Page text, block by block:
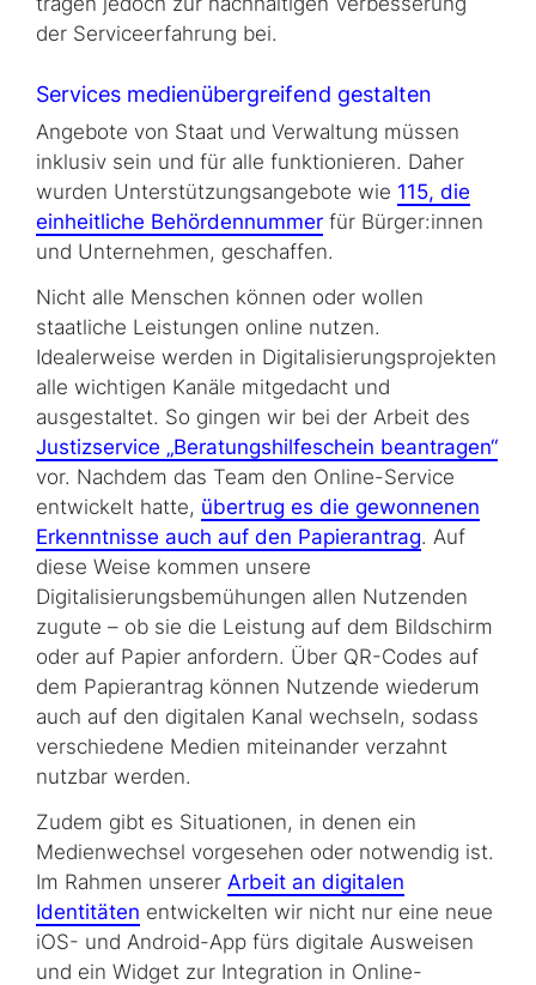
der Serviceerfahrung bei.
Services medienübergreifend gestalten
Angebote von Staat und Verwaltung müssen
inklusiv sein und für alle funktionieren. Daher
wurden Unterstützungsangebote wie 115, die
einheitliche Behördennummer für Bürger:innen
und Unternehmen, geschaffen.
Nicht alle Menschen können oder wollen
staatliche Leistungen online nutzen.
Idealerweise werden in Digitalisierungsprojekten
alle wichtigen Kanäle mitgedacht und
ausgestaltet. So gingen wir bei der Arbeit des
Justizservice „Beratungs­hilfe­schein beantragen“
vor. Nachdem das Team den Online-Service
entwickelt hatte, übertrug es die gewonnenen
Erkenntnisse auch auf den Papierantrag. Auf
diese Weise kommen unsere
Digitalisierungsbemühungen allen Nutzenden
zugute – ob sie die Leistung auf dem Bildschirm
oder auf Papier anfordern. Über QR-Codes auf
dem Papierantrag können Nutzende wiederum
auch auf den digitalen Kanal wechseln, sodass
verschiedene Medien miteinander verzahnt
nutzbar werden.
Zudem gibt es Situationen, in denen ein
Medienwechsel vorgesehen oder notwendig ist.
Im Rahmen unserer Arbeit an digitalen
Identitäten entwickelten wir nicht nur eine neue
iOS- und Android-App fürs digitale Ausweisen
und ein Widget zur Integration in Online-